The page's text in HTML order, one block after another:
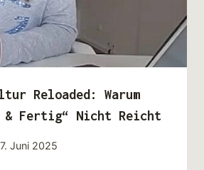
Reloaded: Warum
& Fertig“ Nicht Reicht
Juni 2025